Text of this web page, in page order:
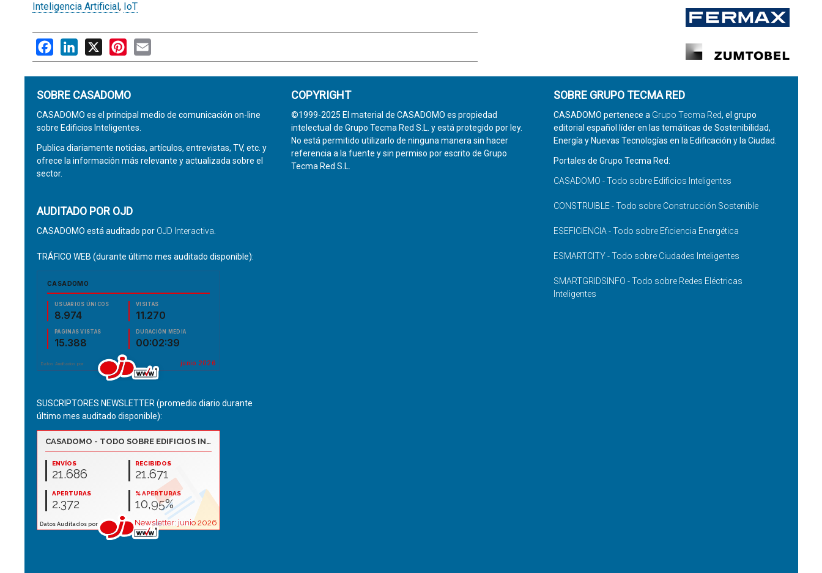
Inteligencia Artificial, IoT
FacebookLinkedIn
X PinterestEmail
SOBRE CASADOMO
CASADOMO es el principal medio de comunicación on-line
sobre Edificios Inteligentes.
Publica diariamente noticias, artículos, entrevistas, TV, etc. y
ofrece la información más relevante y actualizada sobre el
sector.
AUDITADO POR OJD
CASADOMO está auditado por OJD Interactiva
TRÁFICO WEB (durante último mes auditado disponible):
SUSCRIPTORES NEWSLETTER (promedio diario durante
último mes auditado disponible):
COPYRIGHT
©1999-2025 El material de CASADOMO es propiedad
intelectual de Grupo Tecma Red S.L. y está protegido por ley.
No está permitido utilizarlo de ninguna manera sin hacer
referencia a la fuente y sin permiso por escrito de Grupo
Tecma Red S.L.
SOBRE GRUPO TECMA RED
CASADOMO pertenece a Grupo Tecma Red, el grupo
editorial español líder en las temáticas de Sostenibilidad,
Energía y Nuevas Tecnologías en la Edificación y la Ciudad.
Portales de Grupo Tecma Red:
CASADOMO - Todo sobre Edificios Inteligentes
CONSTRUIBLE - Todo sobre Construcción Sostenible
ESEFICIENCIA - Todo sobre Eficiencia Energética
ESMARTCITY - Todo sobre Ciudades Inteligentes
SMARTGRIDSINFO - Todo sobre Redes Eléctricas
Inteligentes